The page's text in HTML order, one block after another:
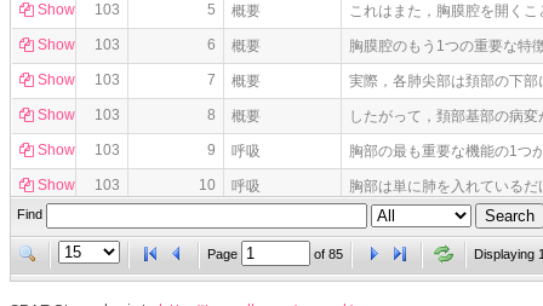
Show
103 5 概要
これはまた，胸膜腔を開く
Show
103 6 概要
胸膜腔のもう1つの重要な特
Show
103 7 概要
実際，各肺尖部は頚部の下
Show
103 8 概要
したがって，頚部基部の病
Show
103 9 呼吸
胸部の最も重要な機能の1つ
Show
103 10 呼吸
胸部は単に肺を入れている
Show
横隔膜の上下運動，肋骨の
Find
Page of 85 Displaying